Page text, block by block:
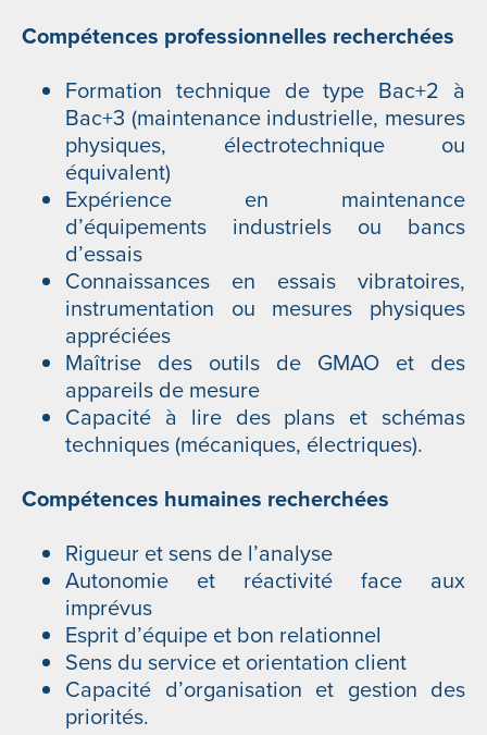
Compétences professionnelles recherchées
Formation technique de type Bac+2 à
Bac+3 (maintenance industrielle, mesures
physiques, électrotechnique ou
équivalent)
Expérience en maintenance
d’équipements industriels ou bancs
d’essais
Connaissances en essais vibratoires,
instrumentation ou mesures physiques
appréciées
Maîtrise des outils de GMAO et des
appareils de mesure
Capacité à lire des plans et schémas
techniques (mécaniques, électriques).
Compétences humaines recherchées
Rigueur et sens de l’analyse
Autonomie et réactivité face aux
imprévus
Esprit d’équipe et bon relationnel
Sens du service et orientation client
Capacité d’organisation et gestion des
priorités.